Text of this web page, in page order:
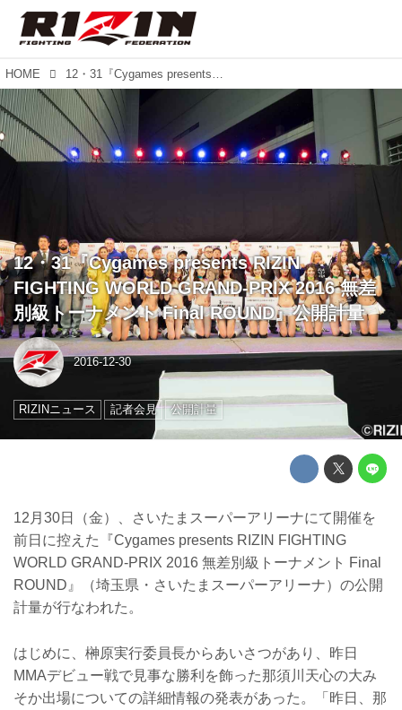
HOME 12・31『Cygames presents RIZIN FIGHTING WORLD GRAND-PRIX 2016 無差別級トーナメント Final ROUND』公開計量
12・31『Cygames presents RIZIN
FIGHTING WORLD GRAND-PRIX 2016 無差
別級トーナメント Final ROUND』公開計量
2016-12-30
RIZINニュース 記者会見 公開計量
12月30日（金）、さいたまスーパーアリーナにて開催を
前日に控えた『Cygames presents RIZIN FIGHTING
WORLD GRAND-PRIX 2016 無差別級トーナメント Final
ROUND』（埼玉県・さいたまスーパーアリーナ）の公開
計量が行なわれた。
はじめに、榊原実行委員長からあいさつがあり、昨日
MMAデビュー戦で見事な勝利を飾った那須川天心の大み
そか出場についての詳細情報の発表があった。「昨日、那